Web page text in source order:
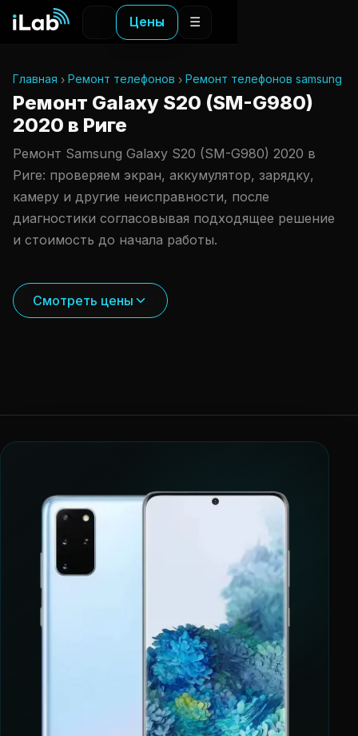
Цены ☰
Главная Ремонт телефонов Ремонт телефонов samsung
Ремонт Galaxy S20 (SM-G980)
2020 в Риге
Ремонт Samsung Galaxy S20 (SM-G980) 2020 в
Риге: проверяем экран, аккумулятор, зарядку,
камеру и другие неисправности, после
диагностики согласовывая подходящее решение
и стоимость до начала работы.
Смотреть цены